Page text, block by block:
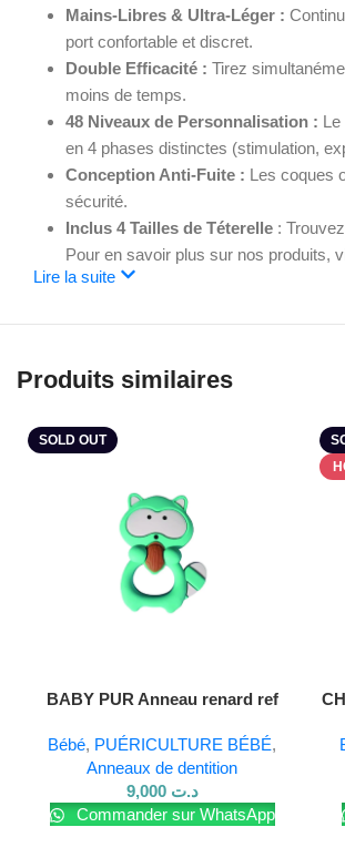
Mains-Libres & Ultra-Léger :
port confortable et discret.
Double Efficacité : Tirez
moins de temps.
48 Niveaux de Personnalisation :
en 4 phases distinctes (stimulation,
Conception Anti-Fuite : Les coques
sécurité.
Inclus 4 Tailles de Téterelle :
Pour en savoir plus sur nos produits,
Lire la suite
Produits similaires
SOLD OUT
Lire La Suite
BABY PUR Anneau renard ref
Bébé, PUÉRICULTURE BÉBÉ,
Anneaux de dentition
د.ت 9,000
Commander sur WhatsApp